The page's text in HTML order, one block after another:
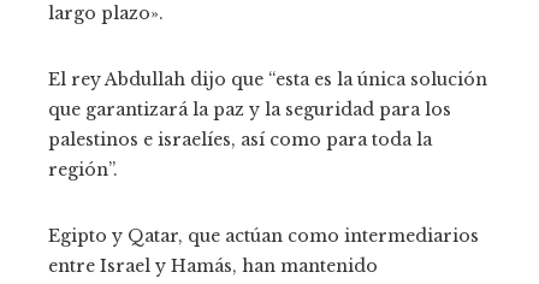
largo plazo».
El rey Abdullah dijo que “esta es la única solución
que garantizará la paz y la seguridad para los
palestinos e israelíes, así como para toda la
región”.
Egipto y Qatar, que actúan como intermediarios
entre Israel y Hamás, han mantenido